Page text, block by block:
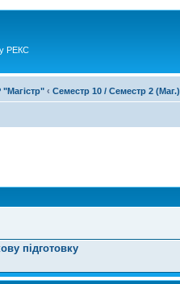
РЕКС
‹ Семестр 10 / Семестр 2 (Маг.)
підготовку